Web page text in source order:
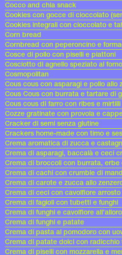
Cocco and chia snack
Cookies con gocce di cioccolato
Cookies integrali con cioccolato e
Corn bread
Cornbread con peperoncino e
Cosce di pollo con piselli e piattoni
Cosciotto di agnello speziato al forno
Cosmopolitan
Cous cous con asparagi e pollo allo
Cous Cous con burrata e tartare di
Cous cous di farro con ribes e mirtilli
Cozze gratinate con provola e
Cracker di semi senza glutine
Crackers home-made con timo e
Crema aromatica di zucca e
Crema di asparagi, baccalà e ceci
Crema di broccoli con burrata, erbe
Crema di cachi con crumble di
Crema di carote e zucca allo
Crema di ceci con cavolfiore
Crema di fagioli con tubetti e funghi
Crema di funghi e cavolfiore all’alloro
Crema di funghi e patate
Crema di pasta al pomodoro con
Crema di patate dolci con
Crema di piselli con mozzarella e